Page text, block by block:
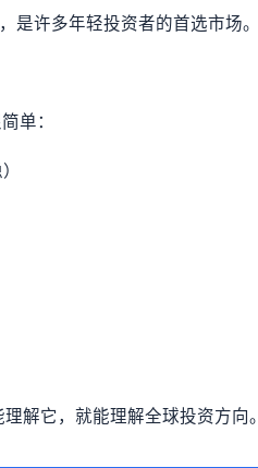
是许多年轻投资者的首选市场。
单：
解它，就能理解全球投资方向。